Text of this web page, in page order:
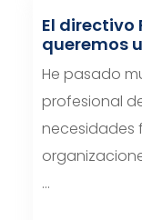
El directivo
queremos
He pasado
profesional
necesidades
…